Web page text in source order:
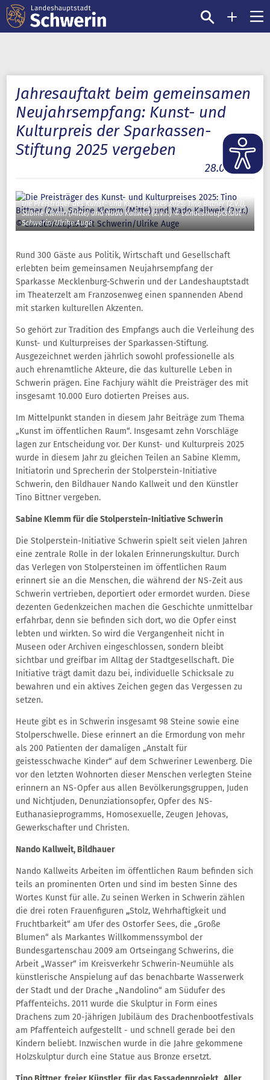
Jahresauftakt beim gemeinsamen
Neujahrsempfang: Kunst- und
Kulturpreis der Sparkassen-
Stiftung 2025 vergeben
28.01.2026
Die Preisträger des Kunst- und Kulturpreises 2025: Tino Bittner (2.v.l),
Sabine Klemm (Mitte) und Nado Kallweit (2.v.r.) © Landeshauptstadt
Schwerin/Ulrike Auge
Rund 300 Gäste aus Politik, Wirtschaft und Gesellschaft
erlebten beim gemeinsamen Neujahrsempfang der
Sparkasse Mecklenburg-Schwerin und der Landeshauptstadt
im Theaterzelt am Franzosenweg einen spannenden Abend
mit starken kulturellen Akzenten.
So gehört zur Tradition des Empfangs auch die Verleihung des
Kunst- und Kulturpreises der Sparkassen-Stiftung.
Ausgezeichnet werden jährlich sowohl professionelle als
auch ehrenamtliche Akteure, die das kulturelle Leben in
Schwerin prägen. Eine Fachjury wählt die Preisträger des mit
insgesamt 10.000 Euro dotierten Preises aus.
Im Mittelpunkt standen in diesem Jahr Beiträge zum Thema
„Kunst im öffentlichen Raum“. Insgesamt zehn Vorschläge
lagen zur Entscheidung vor. Der Kunst- und Kulturpreis 2025
wurde in diesem Jahr zu gleichen Teilen an Sabine Klemm,
Initiatorin und Sprecherin der Stolperstein-Initiative
Schwerin, den Bildhauer Nando Kallweit und den Künstler
Tino Bittner vergeben.
Sabine Klemm für die Stolperstein-Initiative Schwerin
Die Stolperstein-Initiative Schwerin spielt seit vielen Jahren
eine zentrale Rolle in der lokalen Erinnerungskultur. Durch
das Verlegen von Stolpersteinen im öffentlichen Raum
erinnert sie an die Menschen, die während der NS-Zeit aus
Schwerin vertrieben, deportiert oder ermordet wurden. Diese
dezenten Gedenkzeichen machen die Geschichte unmittelbar
erfahrbar, denn sie befinden sich dort, wo die Opfer einst
lebten und wirkten. So wird die Vergangenheit nicht in
Museen oder Archiven eingeschlossen, sondern bleibt
sichtbar und greifbar im Alltag der Stadtgesellschaft. Die
Initiative trägt damit dazu bei, individuelle Schicksale zu
bewahren und ein aktives Zeichen gegen das Vergessen zu
setzen.
Heute gibt es in Schwerin insgesamt 98 Steine sowie eine
Stolperschwelle. Diese erinnert an die Ermordung von mehr
als 200 Patienten der damaligen „Anstalt für
geistesschwache Kinder“ auf dem Schweriner Lewenberg. Die
vor den letzten Wohnorten dieser Menschen verlegten Steine
erinnern an NS-Opfer aus allen Bevölkerungsgruppen, Juden
und Nichtjuden, Denunziationsopfer, Opfer des NS-
Euthanasieprogramms, Homosexuelle, Zeugen Jehovas,
Gewerkschafter und Christen.
Nando Kallweit, Bildhauer
Nando Kallweits Arbeiten im öffentlichen Raum befinden sich
teils an prominenten Orten und sind im besten Sinne des
Wortes Kunst für alle. Zu seinen Werken in Schwerin zählen
die drei roten Frauenfiguren „Stolz, Wehrhaftigkeit und
Fruchtbarkeit“ am Ufer des Ostorfer Sees, die „Große
Blumen“ als Markantes Willkommenssymbol der
Bundesgartenschau 2009 am Ortseingang Schwerins, die
Arbeit „Wasser“ im Kreisverkehr Schwerin-Neumühle als
künstlerische Anspielung auf das benachbarte Wasserwerk
der Stadt und der Drache „Nandolino“ am Südufer des
Pfaffenteichs. 2011 wurde die Skulptur in Form eines
Drachens zum 20-jährigen Jubiläum des Drachenbootfestivals
am Pfaffenteich aufgestellt - und schnell gerade bei den
Kindern beliebt. Inzwischen wurde in die Jahre gekommene
Holzskulptur durch eine Statue aus Bronze ersetzt.